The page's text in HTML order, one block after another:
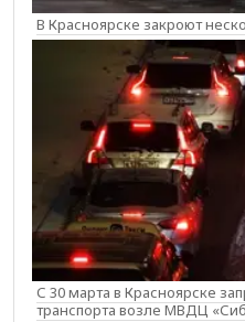
В Красноярске закроют
С 30 марта в Красноярске
транспорта возле МВДЦ